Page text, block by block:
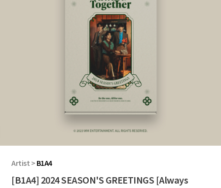
Artist > B1A4
[B1A4] 2024 SEASON'S GREETINGS [Always